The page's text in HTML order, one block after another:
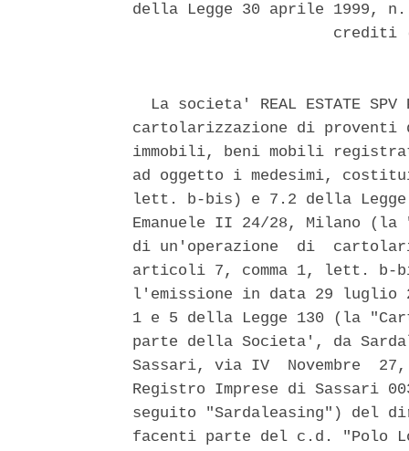
della Legge 30 aprile 1999,
La societa' REAL ESTATE SPV
cartolarizzazione di
immobili, beni mobili
ad oggetto i medesimi,
lett. b-bis) e 7.2 della
Emanuele II 24/28, Milano
di un'operazione  di
articoli 7, comma 1, lett. b-
l'emissione in data 29
1 e 5 della Legge 130 (la
parte della Societa', da
Sassari, via IV  Novembre
Registro Imprese di Sassari
seguito "Sardaleasing") del
facenti parte del c.d. "Polo